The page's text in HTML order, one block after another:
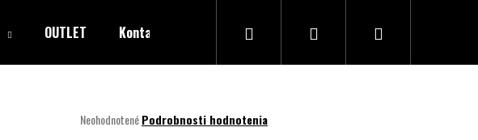
OUTLET Kontakty Hľadať PrihlásenieNákupný
Priemerné
NeohodnotenéPodrobnosti hodnotenia